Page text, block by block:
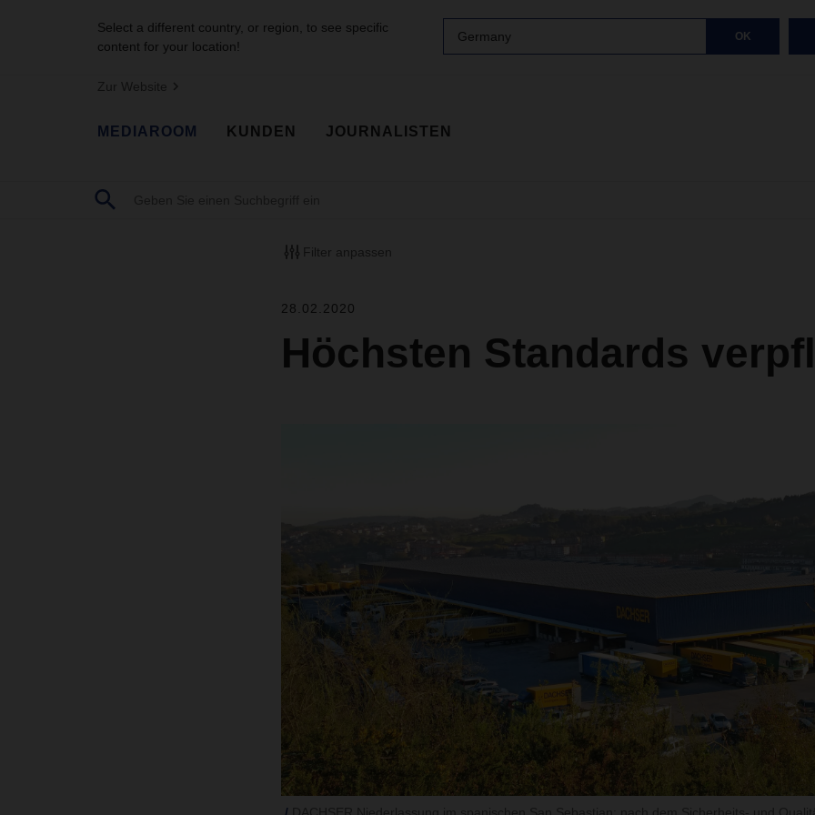
Select a different country, or region, to see specific
content for your location!
Germany OK
Zur Website
MEDIAROOM KUNDEN JOURNALISTEN
Filter anpassen
28.02.2020
Höchsten Standards